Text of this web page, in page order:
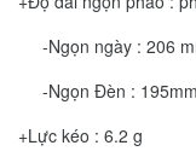
-Ngọn ngày : 206
-Ngọn Đèn : 195mm
+Lực kéo : 6.2 g